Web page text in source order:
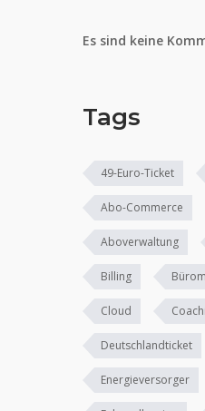
Es sind keine
Tags
49-Euro-Ticket
Abo-Commerce
Aboverwaltung
Billing
Cloud
Deutschlandticket
Energieversorger